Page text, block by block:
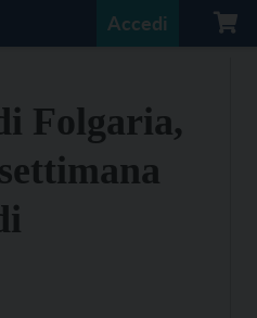
Accedi
Folgaria,